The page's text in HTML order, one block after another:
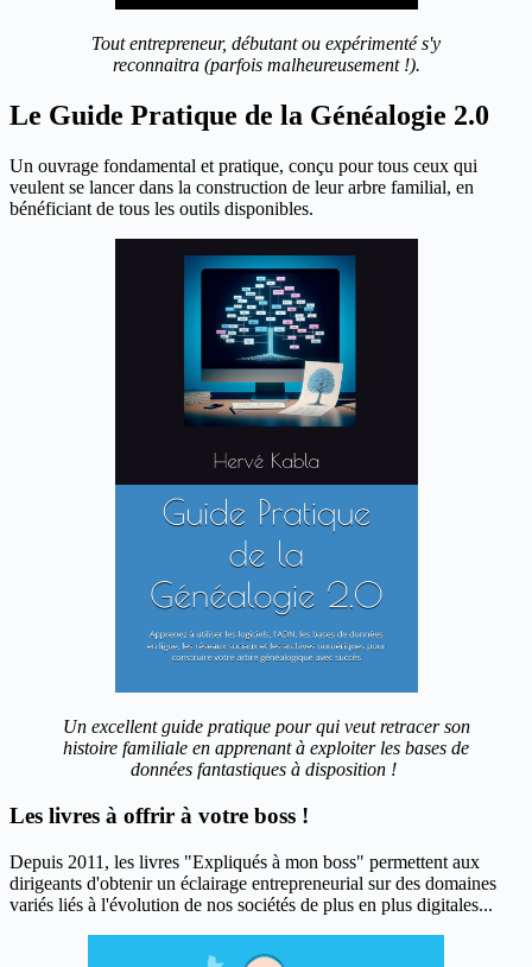
Tout entrepreneur, débutant ou expérimenté s'y
reconnaitra (parfois malheureusement !).
Le Guide Pratique de la Généalogie 2.0
Un ouvrage fondamental et pratique, conçu pour tous ceux qui
veulent se lancer dans la construction de leur arbre familial, en
bénéficiant de tous les outils disponibles.
Un excellent guide pratique pour qui veut retracer son
histoire familiale en apprenant à exploiter les bases de
données fantastiques à disposition !
Les livres à offrir à votre boss !
Depuis 2011, les livres "Expliqués à mon boss" permettent aux
dirigeants d'obtenir un éclairage entrepreneurial sur des domaines
variés liés à l'évolution de nos sociétés de plus en plus digitales...